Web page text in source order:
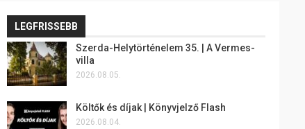
LEGFRISSEBB
Szerda-Helytörténelem 35. | A Vermes-
villa
2026.08.05.
Költők és díjak | Könyvjelző Flash
2026.08.04.